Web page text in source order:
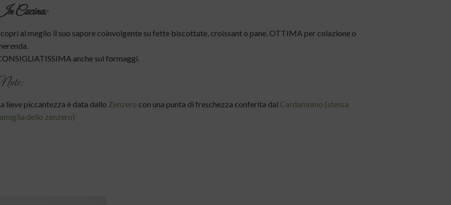
Cucina:
al meglio il suo sapore coinvolgente su fette biscottate, croissant o pane. OTTIMA per colazione o
anche sui formaggi.
lieve piccantezza è data dallo Zenzero con una punta di freschezza conferita dal Cardamomo (stessa
dello zenzero)